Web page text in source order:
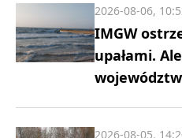
IMGW
upałami.
województw
2026-08-06,
2026-08-05,